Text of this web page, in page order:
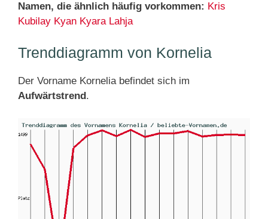
Namen, die ähnlich häufig vorkommen: Kris
Kubilay Kyan Kyara Lahja
Trenddiagramm von Kornelia
Der Vorname Kornelia befindet sich im
Aufwärtstrend.